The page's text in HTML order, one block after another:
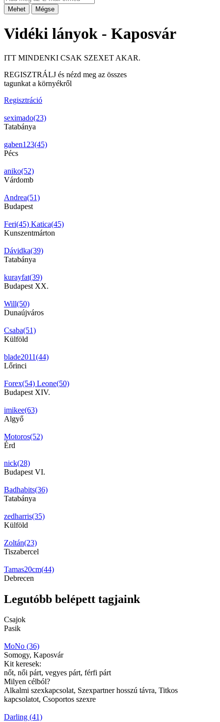
Mehet Mégse
Vidéki lányok - Kaposvár
ITT MINDENKI CSAK SZEXET AKAR.
REGISZTRÁLJ és nézd meg az összes
tagunkat a környékről
Regisztráció
seximado(23)
Tatabánya
gaben123(45)
Pécs
aniko(52)
Várdomb
Andrea(51)
Budapest
Feri(45) Katica(45)
Kunszentmárton
Dávidka(39)
Tatabánya
kurayfat(39)
Budapest XX.
Will(50)
Dunaújváros
Csaba(51)
Külföld
blade2011(44)
Lőrinci
Forex(54) Leone(50)
Budapest XIV.
imikee(63)
Algyő
Motoros(52)
Érd
nick(28)
Budapest VI.
Badhabits(36)
Tatabánya
zedharris(35)
Külföld
Zoltán(23)
Tiszabercel
Tamas20cm(44)
Debrecen
Legutóbb belépett tagjaink
Csajok
Pasik
MoNo (36)
Somogy, Kaposvár
Kit keresek:
nőt, női párt, vegyes párt, férfi párt
Milyen célból?
Alkalmi szexkapcsolat, Szexpartner hosszú távra, Titkos
kapcsolatot, Csoportos szexre
Darling (41)